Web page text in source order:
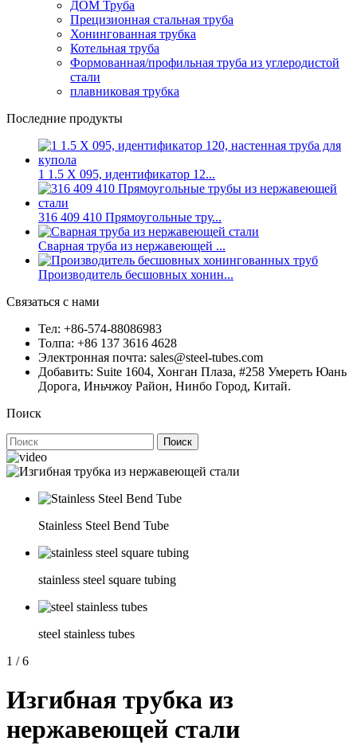
ДОМ Труба
Прецизионная стальная труба
Хонингованная трубка
Котельная труба
Формованная/профильная труба из углеродистой
стали
плавниковая трубка
Последние продукты
1 1.5 X 095, идентификатор 12...
316 409 410 Прямоугольные тру...
Сварная труба из нержавеющей ...
Производитель бесшовных хонин...
Связаться с нами
Тел: +86-574-88086983
Толпа: +86 137 3616 4628
Электронная почта: sales@steel-tubes.com
Добавить: Suite 1604, Хонган Плаза, #258 Умереть Юань
Дорога, Иньчжоу Район, Нинбо Город, Китай.
Поиск
Поиск
Stainless Steel Bend Tube
stainless steel square tubing
steel stainless tubes
1 / 6
Изгибная трубка из
нержавеющей стали